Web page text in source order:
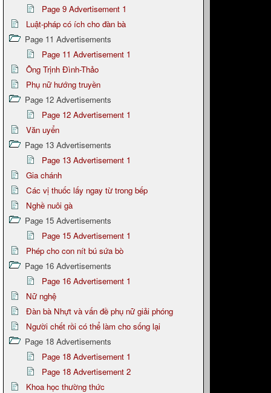
Page 9 Advertisement 1
Luật-pháp có ích cho đàn bà
Page 11 Advertisements
Page 11 Advertisement 1
Ông Trịnh Đình-Thảo
Phụ nữ hướng truyền
Page 12 Advertisements
Page 12 Advertisement 1
Văn uyển
Page 13 Advertisements
Page 13 Advertisement 1
Gia chánh
Các vị thuốc lấy ngay từ trong bếp
Nghề nuôi gà
Page 15 Advertisements
Page 15 Advertisement 1
Phép cho con nít bú sứa bò
Page 16 Advertisements
Page 16 Advertisement 1
Nữ nghệ
Đàn bà Nhựt và vấn đề phụ nữ giải phóng
Người chết rồi có thể làm cho sống lại
Page 18 Advertisements
Page 18 Advertisement 1
Page 18 Advertisement 2
Khoa học thường thức